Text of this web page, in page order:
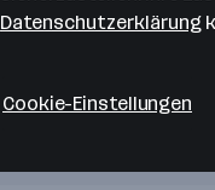
Datenschutzerklärung
Cookie-Einstellungen